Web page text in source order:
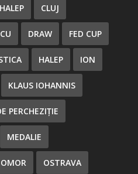
CLUJ
DRAW FED CUP
HALEP ION
KLAUS IOHANNIS
PERCHEZIȚIE
MEDALIE
OMOR OSTRAVA